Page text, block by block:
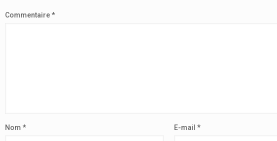
Commentaire*
Nom * E-mail *